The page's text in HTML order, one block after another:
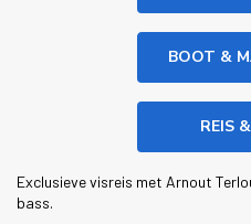
BOOT &
REIS
Exclusieve visreis met Arnout
bass.